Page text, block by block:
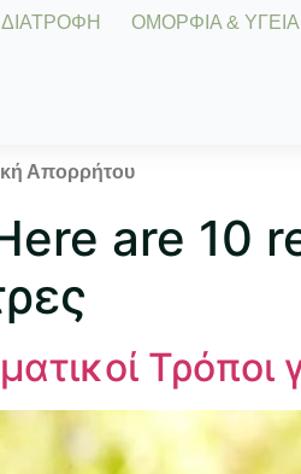
ΔΙΑΤΡΟΦΗ ΟΜΟΡΦΙΑ & ΥΓΕΙΑ
Απορρήτου
are 10
Τρόποι